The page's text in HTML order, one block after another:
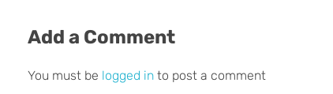
Add a Comment
You must be logged in to post a comment